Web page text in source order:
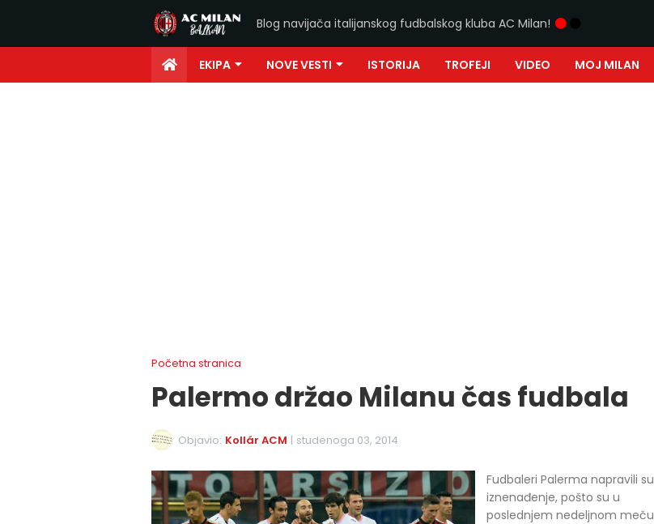
Blog navijača italijanskog fudbalskog kluba AC Milan!
EKIPA NOVE VESTI ISTORIJA TROFEJI VIDEO MOJ MILAN
Početna stranica
Palermo držao Milanu čas fudbala
Objavio: Kollár ACM | studenoga 03, 2014
Fudbaleri Palerma napravili su
iznenađenje, pošto su u
poslednjem nedeljnom meču